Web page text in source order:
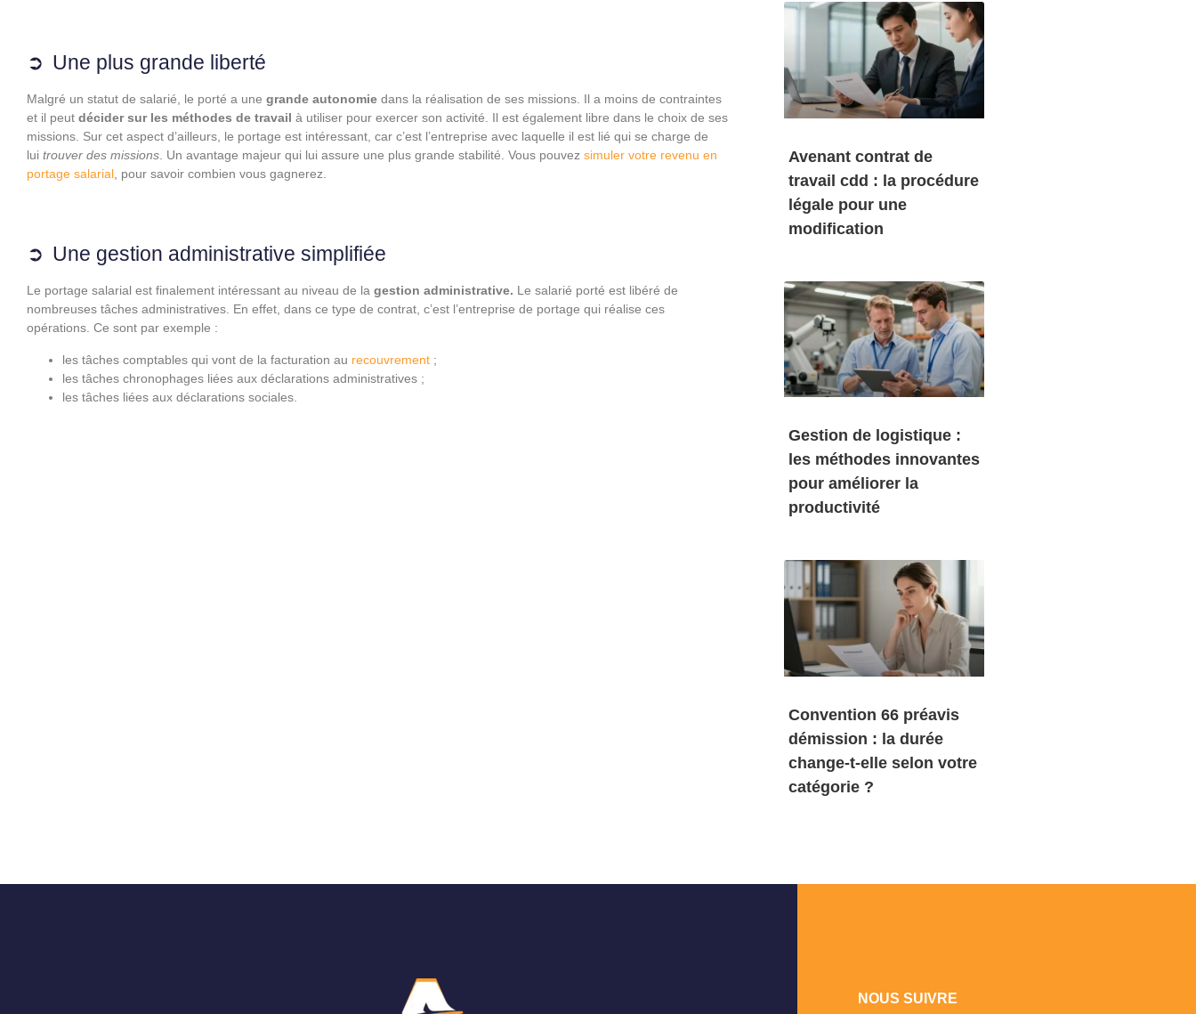
Une plus grande liberté
Malgré un statut de salarié, le porté a une grande autonomie dans la réalisation de ses missions. Il a moins de contraintes
et il peut décider sur les méthodes de travail à utiliser pour exercer son activité. Il est également libre dans le choix de ses
missions. Sur cet aspect d’ailleurs, le portage est intéressant, car c’est l’entreprise avec laquelle il est lié qui se charge de
lui trouver des missions . Un avantage majeur qui lui assure une plus grande stabilité. Vous pouvez simuler votre revenu en
portage salarial , pour savoir combien vous gagnerez.
Une gestion administrative simplifiée
Le portage salarial est finalement intéressant au niveau de la gestion administrative. Le salarié porté est libéré de
nombreuses tâches administratives. En effet, dans ce type de contrat, c’est l’entreprise de portage qui réalise ces
opérations. Ce sont par exemple :
les tâches comptables qui vont de la facturation au recouvrement ;
les tâches chronophages liées aux déclarations administratives ;
les tâches liées aux déclarations sociales.
Avenant contrat de
travail cdd : la procédure
légale pour une
modification
Gestion de logistique :
les méthodes innovantes
pour améliorer la
productivité
Convention 66 préavis
démission : la durée
change-t-elle selon votre
catégorie ?
NOUS SUIVRE